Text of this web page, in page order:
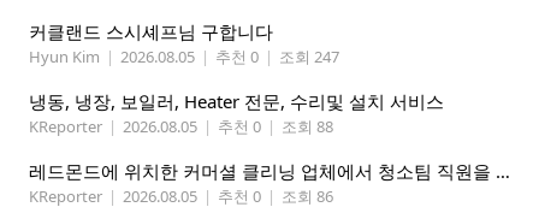
커클랜드 스시셰프님 구합니다
Hyun Kim | 2026.08.05 | 추천 0 | 조회 247
냉동, 냉장, 보일러, Heater 전문, 수리및 설치 서비스
KReporter | 2026.08.05 | 추천 0 | 조회 88
레드몬드에 위치한 커머셜 클리닝 업체에서 청소팀 직원을 모집합니다.
KReporter | 2026.08.05 | 추천 0 | 조회 86